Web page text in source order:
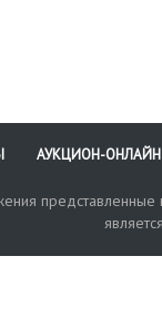
АУКЦИОН-ОНЛАЙН